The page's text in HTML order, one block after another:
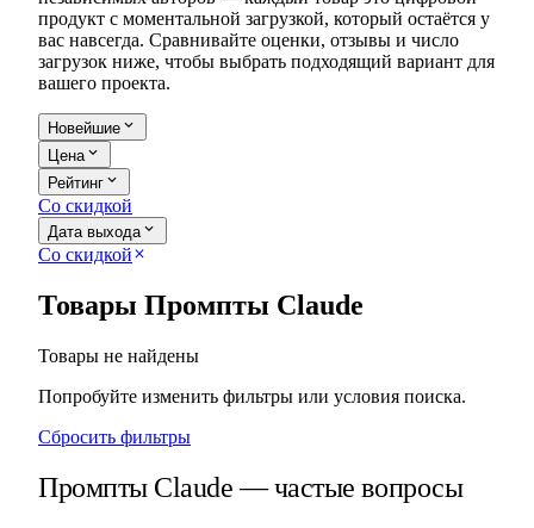
продукт с моментальной загрузкой, который остаётся у
вас навсегда. Сравнивайте оценки, отзывы и число
загрузок ниже, чтобы выбрать подходящий вариант для
вашего проекта.
Новейшие expand_more
Цена expand_more
Рейтинг expand_more
Со скидкой
Дата выхода expand_more
Со скидкой close
Товары Промпты Claude
Товары не найдены
Попробуйте изменить фильтры или условия поиска.
Сбросить фильтры
Промпты Claude — частые вопросы